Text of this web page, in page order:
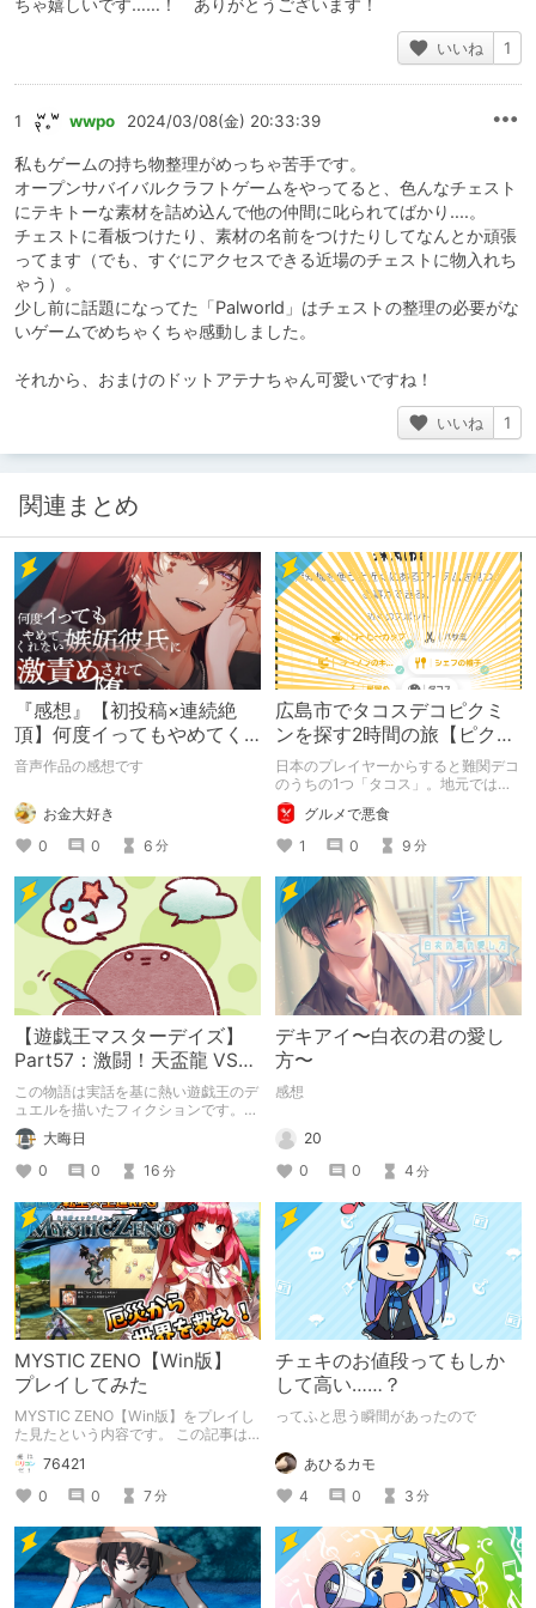
ちゃ嬉しいです……！ ありがとうございます！
いいね 1
1 wwpo 2024/03/08(金) 20:33:39
私もゲームの持ち物整理がめっちゃ苦手です。
オープンサバイバルクラフトゲームをやってると、色んなチェスト
にテキトーな素材を詰め込んで他の仲間に叱られてばかり‥‥。
チェストに看板つけたり、素材の名前をつけたりしてなんとか頑張
ってます（でも、すぐにアクセスできる近場のチェストに物入れち
ゃう）。
少し前に話題になってた「Palworld」はチェストの整理の必要がな
いゲームでめちゃくちゃ感動しました。
それから、おまけのドットアテナちゃん可愛いですね！
いいね 1
関連まとめ
『感想』【初投稿×連続絶
頂】何度イってもやめてく
れない嫉妬彼氏に激責めさ
音声作品の感想です
お金大好き
0
0 6 分
広島市でタコスデコピクミ
ンを探す2時間の旅【ピクミ
ンブルーム / Pikmin
Bloom】
日本のプレイヤーからすると難関デコ
のうちの1つ「タコス」。地元では見
つけられなかった男が広島で探す旅を
お送りします。ねくすと5月のテーマ
「お出かけの記録」。
グルメで悪食
1
0 9 分
【遊戯王マスターデイズ】
Part57：激闘！天盃龍 VS
千年D【架空デュエル】
この物語は実話を基に熱い遊戯王のデ
ュエルを描いたフィクションです。
（自分用メモ：2025-05-14）
大晦日
0
0 16 分
デキアイ〜白衣の君の愛し
方〜
感想
20
0
0 4 分
MYSTIC ZENO【Win版】
プレイしてみた
MYSTIC ZENO【Win版】をプレイし
た見たという内容です。 この記事は
通常のクリエイターズ記事です。
76421
0
0 7分
チェキのお値段ってもしか
して高い……？
ってふと思う瞬間があったので
あひるカモ
4
0 3 分